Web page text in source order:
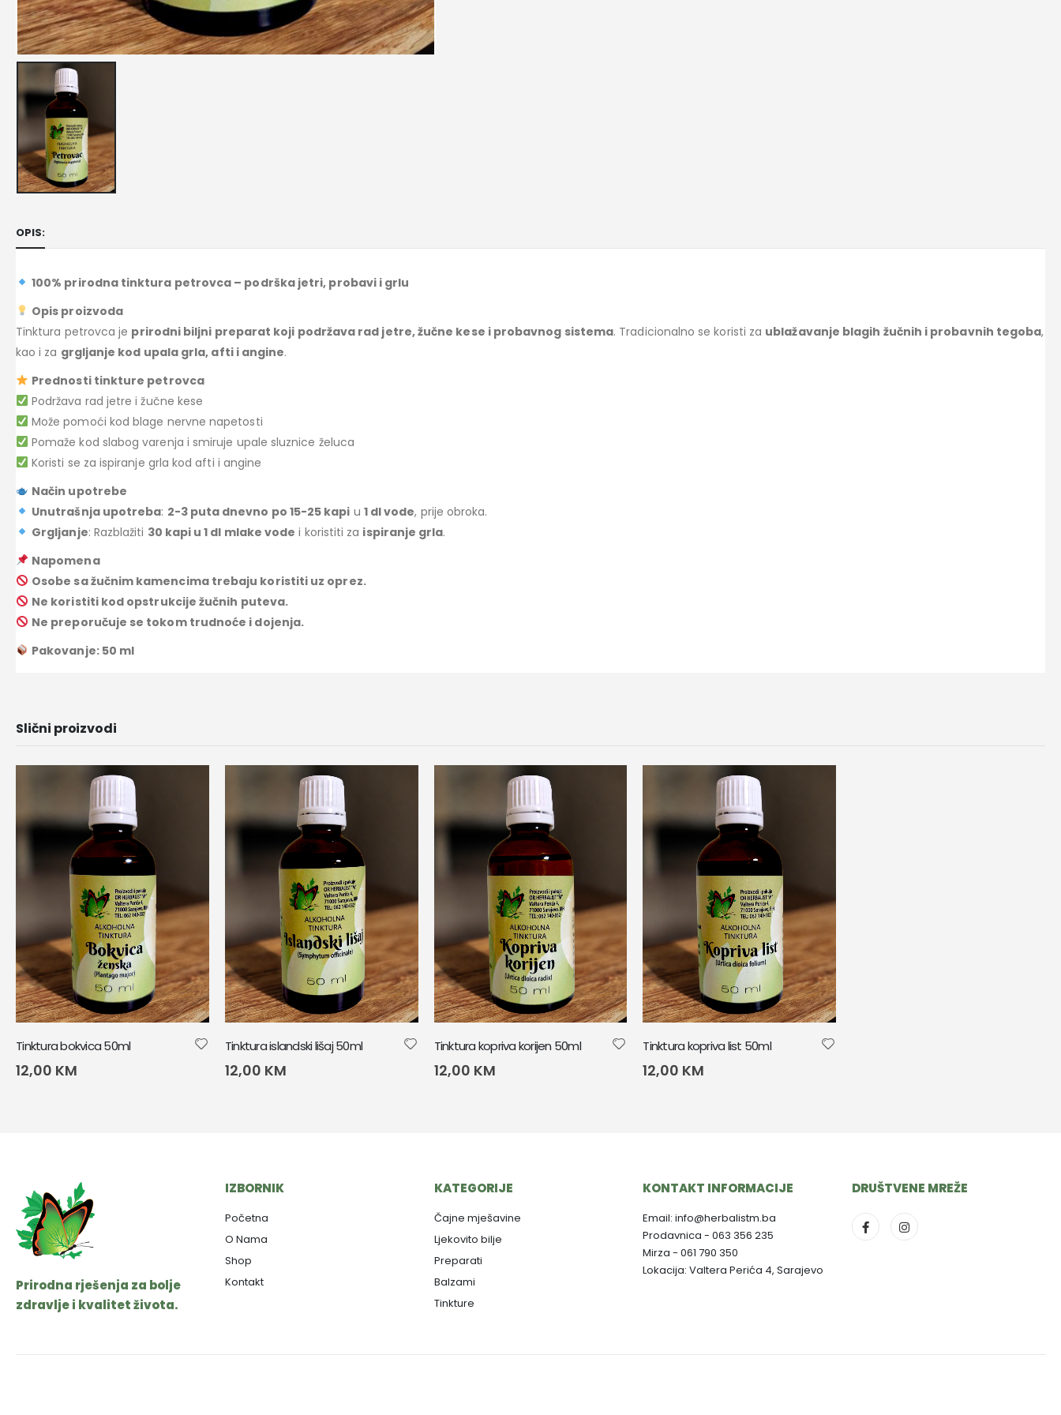
OPIS:
100% prirodna tinktura petrovca – podrška jetri, probavi i grlu
Opis proizvoda
Tinktura petrovca je prirodni biljni preparat koji podržava rad jetre, žučne kese i probavnog sistema. Tradicionalno se koristi za ublažavanje blagih žučnih i probavnih tegoba,
kao i za grgljanje kod upala grla, afti i angine.
Prednosti tinkture petrovca
Podržava rad jetre i žučne kese
Može pomoći kod blage nervne napetosti
Pomaže kod slabog varenja i smiruje upale sluznice želuca
Koristi se za ispiranje grla kod afti i angine
Način upotrebe
Unutrašnja upotreba: 2-3 puta dnevno po 15-25 kapi u 1 dl vode, prije obroka.
Grgljanje: Razblažiti 30 kapi u 1 dl mlake vode i koristiti za ispiranje grla.
Napomena
Osobe sa žučnim kamencima trebaju koristiti uz oprez.
Ne koristiti kod opstrukcije žučnih puteva.
Ne preporučuje se tokom trudnoće i dojenja.
Pakovanje: 50 ml
Slični proizvodi
Tinktura bokvica 50ml
12,00 KM
Tinktura islandski lišaj 50ml
12,00 KM
Tinktura kopriva korijen 50ml
12,00 KM
Tinktura kopriva list 50ml
12,00 KM
Prirodna rješenja za bolje
zdravlje i kvalitet života.
IZBORNIK
Početna
O Nama
Shop
Kontakt
KATEGORIJE
Čajne mješavine
Ljekovito bilje
Preparati
Balzami
Tinkture
KONTAKT INFORMACIJE
Email: info@herbalistm.ba
Prodavnica - 063 356 235
Mirza - 061 790 350
Lokacija: Valtera Perića 4, Sarajevo
DRUŠTVENE MREŽE